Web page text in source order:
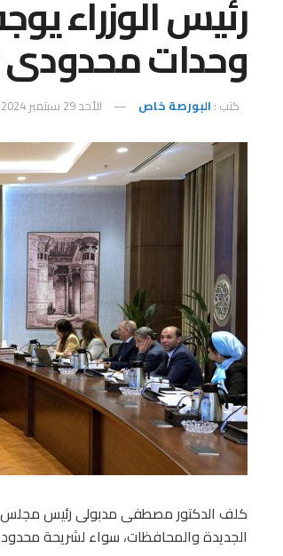
رئيس الوزراء
وحدات
كتب : البورصة خاص الأحد 29 سبتمبر 2024
كلف الدكتور مصطفى مدبولى رئيس مجلس
الجديدة والمحافظات، سواء لشريحة